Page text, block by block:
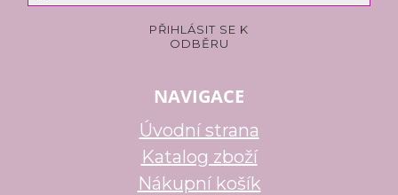
NAVIGACE
Úvodní strana
Katalog zboží
Nákupní košík